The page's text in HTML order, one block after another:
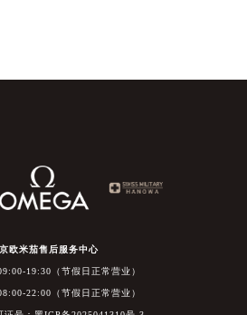
欧米茄售后服务中心
19:30（节假日正常营业）
22:00（节假日正常营业）